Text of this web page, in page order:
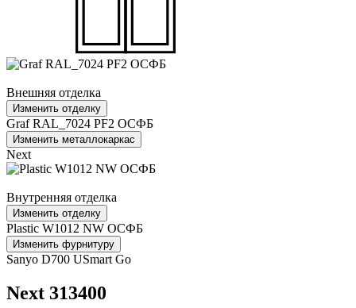
Внешняя отделка
Изменить отделку
Graf RAL_7024 PF2 ОСФБ
Изменить металлокаркас
Next
Внутренняя отделка
Изменить отделку
Plastic W1012 NW ОСФБ
Изменить фурнитуру
Sanyo D700 USmart Go
Next 313400